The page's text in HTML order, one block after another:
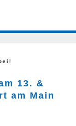
13. &
am Main